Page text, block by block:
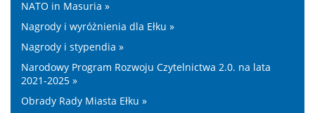
NATO in Masuria »
Nagrody i wyróżnienia dla Ełku »
Nagrody i stypendia »
Narodowy Program Rozwoju Czytelnictwa 2.0. na lata
2021-2025 »
Obrady Rady Miasta Ełku »